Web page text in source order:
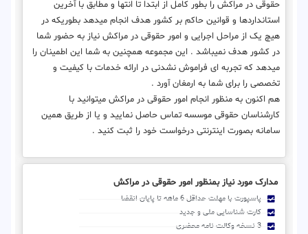
حقوقی در مراکش را بطور کامل از ابتدا تا انتها و مطابق با آخرین
استانداردها و قوانین حاکم بر کشور هدف انجام میدهد بطوریکه در
هیچ یک از مراحل اجرایی و امور حقوقی در مراکش نیاز به حضور شما
در کشور هدف نمیباشد . این مجموعه همچنین به شما این اطمینان را
میدهد که تجربه ای فراموش نشدنی در ارائه خدمات با کیفیت و
تخصصی را برای شما به ارمغان آورد .
هم اکنون به منظور انجام امور حقوقی در مراکش میتوانید با
کارشناسان حقوقی موسسه تماس حاصل نمایید و یا از طریق همین
سامانه بصورت اینترنتی درخواست خود را ثبت کنید .
مدارک مورد نیاز بمنظور امور حقوقی در مراکش
پاسپورت با مهلت حداقل 6 ماهه تا پایان انقضا
کارت شناسایی ملی و جدید
3 نسخه وکالت نامه محضری